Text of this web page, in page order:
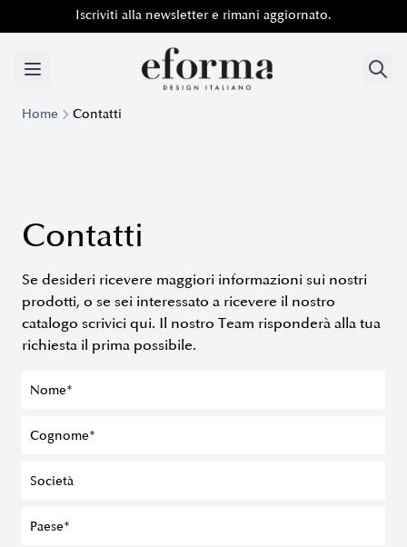
Iscriviti alla newsletter e rimani aggiornato.
Iscriviti alla newsletter e rimani aggiornato.
Home Contatti
Contatti
Se desideri ricevere maggiori informazioni sui nostri
prodotti, o se sei interessato a ricevere il nostro
catalogo scrivici qui. Il nostro Team risponderà alla tua
richiesta il prima possibile.